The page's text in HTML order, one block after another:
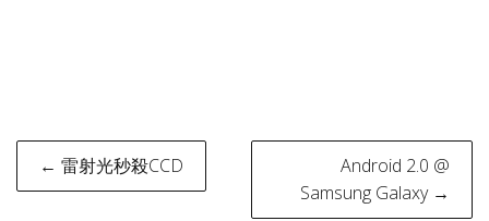
Post
navigation
← 雷射光秒殺CCD
Android 2.0 @
Samsung Galaxy →